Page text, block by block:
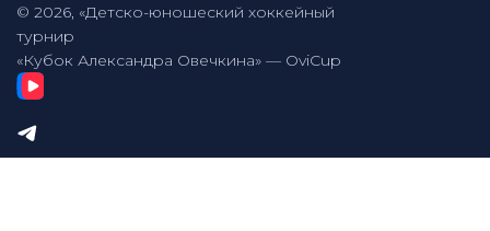
© 2026, «Детско-юношеский хоккейный
турнир
«Кубок Александра Овечкина» — OviCup